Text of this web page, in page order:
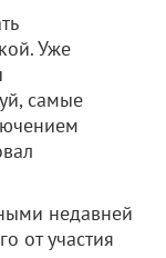
Уже
самые
недавней
от участия